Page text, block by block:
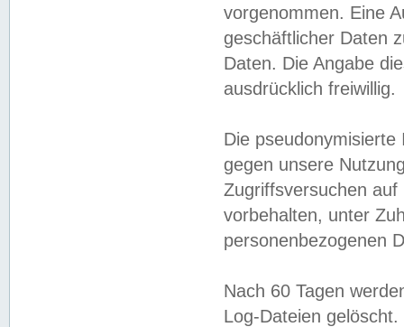
vorgenommen. Eine
geschäftlicher Daten
Daten. Die Angabe
ausdrücklich freiwillig.
Die
gegen unsere
Zugriffsversuchen
vorbehalten, unter
personenbezogenen
Nach 60 Tagen
Log-Dateien